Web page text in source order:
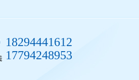
18294441612
17794248953